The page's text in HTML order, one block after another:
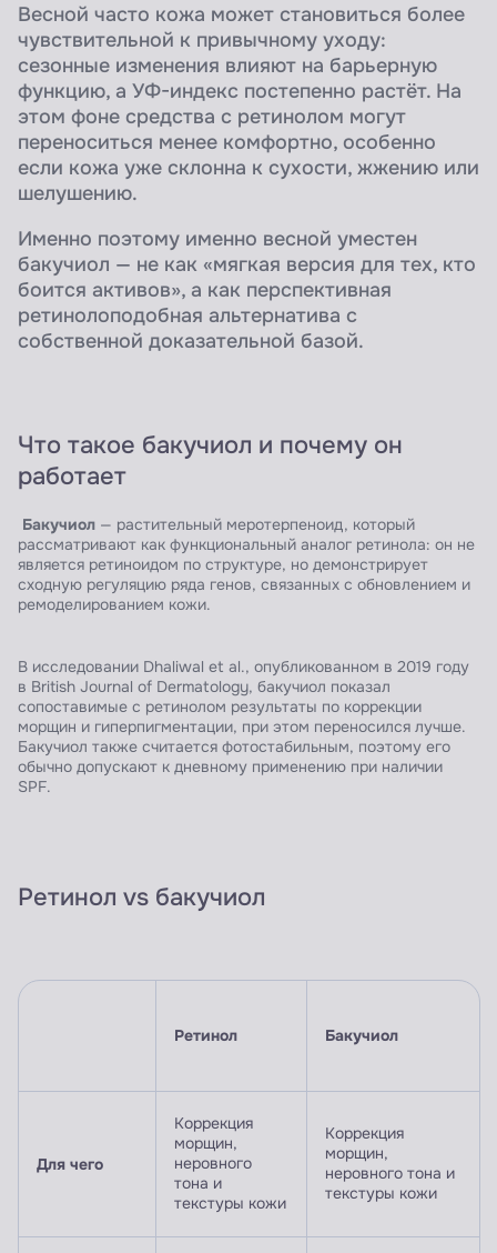
Весной часто кожа может становиться более
чувствительной к привычному уходу:
сезонные изменения влияют на барьерную
функцию, а УФ-индекс постепенно растёт. На
этом фоне средства с ретинолом могут
переноситься менее комфортно, особенно
если кожа уже склонна к сухости, жжению или
шелушению.
Именно поэтому именно весной уместен
бакучиол — не как «мягкая версия для тех, кто
боится активов», а как перспективная
ретинолоподобная альтернатива с
собственной доказательной базой.
Что такое бакучиол и почему он
работает
Бакучиол — растительный меротерпеноид, который
рассматривают как функциональный аналог ретинола: он не
является ретиноидом по структуре, но демонстрирует
сходную регуляцию ряда генов, связанных с обновлением и
ремоделированием кожи.
В исследовании Dhaliwal et al., опубликованном в 2019 году
в British Journal of Dermatology, бакучиол показал
сопоставимые с ретинолом результаты по коррекции
морщин и гиперпигментации, при этом переносился лучше.
Бакучиол также считается фотостабильным, поэтому его
обычно допускают к дневному применению при наличии
SPF.
Ретинол vs бакучиол
Ретинол Бакучиол
Для чего
Коррекция
морщин,
неровного
тона и
текстуры кожи
Коррекция
морщин,
неровного тона и
текстуры кожи